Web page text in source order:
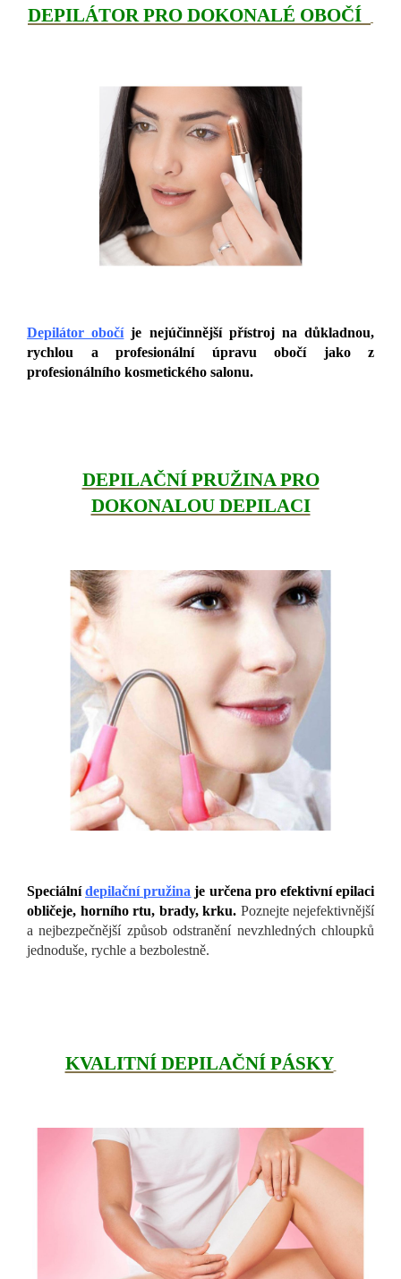
DEPILÁTOR PRO DOKONALÉ OBOČÍ
Depilátor obočíje nejúčinnější přístroj na důkladnou,
rychlou a profesionální úpravu obočí jako z
profesionálního kosmetického salonu.
DEPILAČNÍ PRUŽINA PRO
DOKONALOU DEPILACI
Speciálnídepilační pružina je určena pro efektivní epilaci
obličeje, horního rtu, brady, krku. Poznejte nejefektivnější
a nejbezpečnější způsob odstranění nevzhledných chloupků
jednoduše, rychle a bezbolestně.
KVALITNÍ DEPILAČNÍ PÁSKY